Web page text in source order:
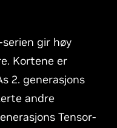
serien gir høy
Kortene er
2. generasjons
andre
Tensor-